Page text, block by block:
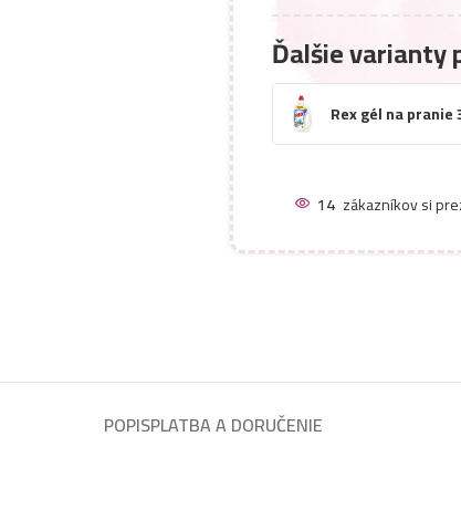
Ďalšie varianty
Rex gél na
14 zákazníkov si
POPISPLATBA A DORUČENIE